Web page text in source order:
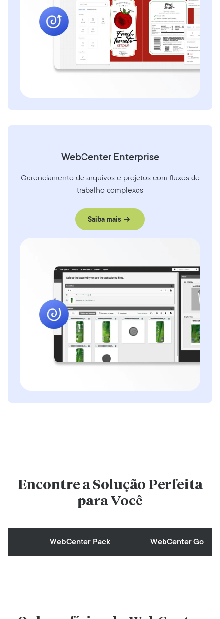
WebCenter Enterprise
Gerenciamento de arquivos e projetos com fluxos de
trabalho complexos
Saiba mais
Encontre a Solução Perfeita
para Você
WebCenter Pack WebCenter Go